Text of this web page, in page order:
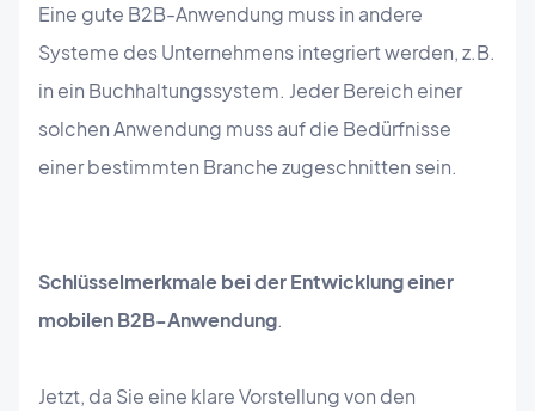
Eine gute B2B-Anwendung muss in andere
Systeme des Unternehmens integriert werden, z.B.
in ein Buchhaltungssystem. Jeder Bereich einer
solchen Anwendung muss auf die Bedürfnisse
einer bestimmten Branche zugeschnitten sein.
Schlüsselmerkmale bei der Entwicklung einer
mobilen B2B-Anwendung.
Jetzt, da Sie eine klare Vorstellung von den